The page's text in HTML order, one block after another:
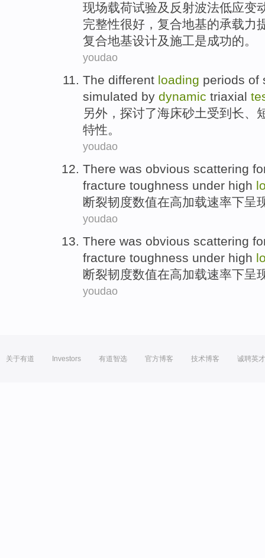
现场载荷试验及 反射波法低应变
完整性很好，复合地基的承载力
复合地基设计及施工是成功的。
youdao
The different loading periods of
simulated by dynamic triaxial
另外 ，探讨了海床砂土受到长、
特性。
youdao
There was obvious scattering
fracture toughness under high
断裂韧度数值在高加载速率下呈
youdao
There was obvious scattering
fracture toughness under high
断裂韧 度数值在高加载速率下呈
youdao
关于有道 Investors 有道智选 官方博客 技术博客 诚聘英才